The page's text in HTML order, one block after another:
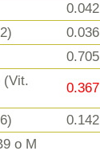
0.042
0.036
0.705
(Vit.
0.367
0.142
o M